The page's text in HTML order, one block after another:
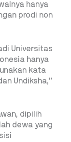
hanya
prodi non
Universitas
hanya
kata
Undiksha,”
dipilih
dewa yang